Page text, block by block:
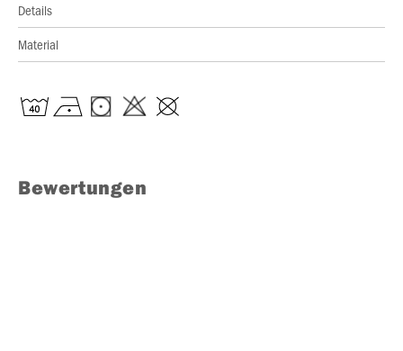
Details
Material
Bewertungen